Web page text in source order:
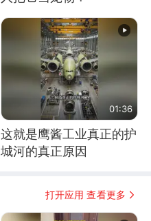
01:36
这就是鹰酱工业真正的护
城河的真正原因
打开应用 查看更多